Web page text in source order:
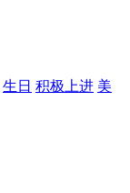
生日 积极上进 美